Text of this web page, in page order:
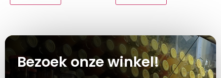
Bezoek onze winkel!